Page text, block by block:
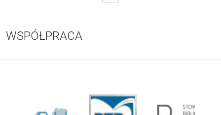
WSPÓŁPRACA